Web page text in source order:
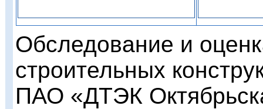
Обследование и
строительных
ПАО «ДТЭК